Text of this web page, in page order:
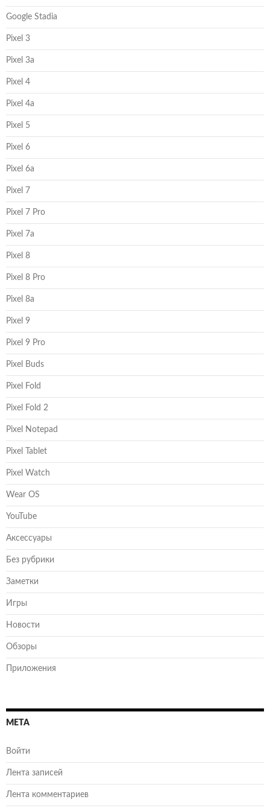
Google Stadia
Pixel 3
Pixel 3a
Pixel 4
Pixel 4a
Pixel 5
Pixel 6
Pixel 6a
Pixel 7
Pixel 7 Pro
Pixel 7a
Pixel 8
Pixel 8 Pro
Pixel 8a
Pixel 9
Pixel 9 Pro
Pixel Buds
Pixel Fold
Pixel Fold 2
Pixel Notepad
Pixel Tablet
Pixel Watch
Wear OS
YouTube
Аксессуары
Без рубрики
Заметки
Игры
Новости
Обзоры
Приложения
МЕТА
Войти
Лента записей
Лента комментариев